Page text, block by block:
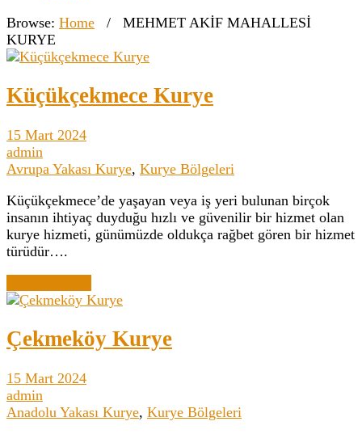
Browse: Home /
MEHMET AKİF MAHALLESİ
KURYE
Küçükçekmece Kurye
15 Mart 2024
admin
Avrupa Yakası Kurye, Kurye Bölgeleri
Küçükçekmece’de yaşayan veya iş yeri bulunan birçok
insanın ihtiyaç duyduğu hızlı ve güvenilir bir hizmet olan
kurye hizmeti, günümüzde oldukça rağbet gören bir hizmet
türüdür….
Çekmeköy Kurye
15 Mart 2024
admin
Anadolu Yakası Kurye, Kurye Bölgeleri